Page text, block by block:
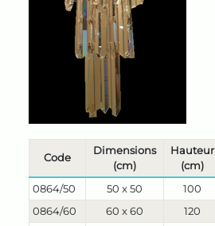
Code
Dimensions
(cm)
Hauteur
(cm)
0864/50
50 x 50 100
0864/60
60 x 60 120